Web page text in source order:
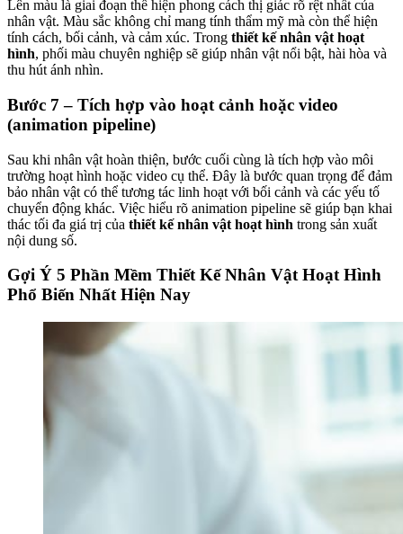
Lên màu là giai đoạn thể hiện phong cách thị giác rõ rệt nhất của
nhân vật. Màu sắc không chỉ mang tính thẩm mỹ mà còn thể hiện
tính cách, bối cảnh, và cảm xúc. Trong thiết kế nhân vật hoạt
hình, phối màu chuyên nghiệp sẽ giúp nhân vật nổi bật, hài hòa và
thu hút ánh nhìn.
Bước 7 – Tích hợp vào hoạt cảnh hoặc video
(animation pipeline)
Sau khi nhân vật hoàn thiện, bước cuối cùng là tích hợp vào môi
trường hoạt hình hoặc video cụ thể. Đây là bước quan trọng để đảm
bảo nhân vật có thể tương tác linh hoạt với bối cảnh và các yếu tố
chuyển động khác. Việc hiểu rõ animation pipeline sẽ giúp bạn khai
thác tối đa giá trị của thiết kế nhân vật hoạt hình trong sản xuất
nội dung số.
Gợi Ý 5 Phần Mềm Thiết Kế Nhân Vật Hoạt Hình
Phổ Biến Nhất Hiện Nay